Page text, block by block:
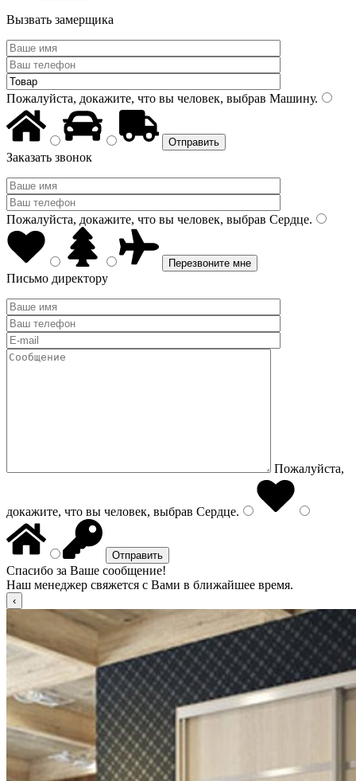
Вызвать замерщика
Пожалуйста, докажите, что вы человек, выбрав Машину.
Заказать звонок
Пожалуйста, докажите, что вы человек, выбрав Сердце.
Письмо директору
Пожалуйста,
докажите, что вы человек, выбрав Сердце.
Спасибо за Ваше сообщение!
Наш менеджер свяжется с Вами в ближайшее время.